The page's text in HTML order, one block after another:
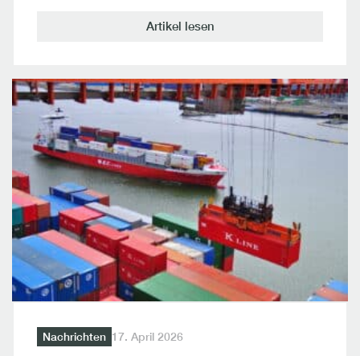
Artikel lesen
Nachrichten 17. April 2026